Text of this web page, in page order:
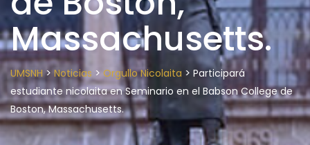
Massachusetts.
UMSNH> Noticias > Orgullo Nicolaita > Participará
estudiante nicolaita en Seminario en el Babson College de
Boston, Massachusetts.